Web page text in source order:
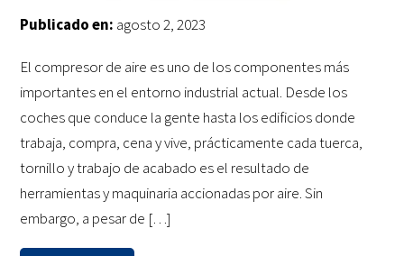
Publicado en: agosto 2, 2023
El compresor de aire es uno de los componentes más
importantes en el entorno industrial actual. Desde los
coches que conduce la gente hasta los edificios donde
trabaja, compra, cena y vive, prácticamente cada tuerca,
tornillo y trabajo de acabado es el resultado de
herramientas y maquinaria accionadas por aire. Sin
embargo, a pesar de […]